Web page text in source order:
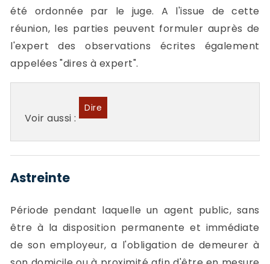
été ordonnée par le juge. A l'issue de cette
réunion, les parties peuvent formuler auprès de
l'expert des observations écrites également
appelées "dires à expert".
Voir aussi :
Dire
Astreinte
Période pendant laquelle un agent public, sans
être à la disposition permanente et immédiate
de son employeur, a l'obligation de demeurer à